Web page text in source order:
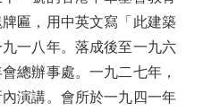
匾，用中英文寫「此建築
一八年。落成後至一九六
總辦事處。一九二七年，
演講。會所於一九四一年